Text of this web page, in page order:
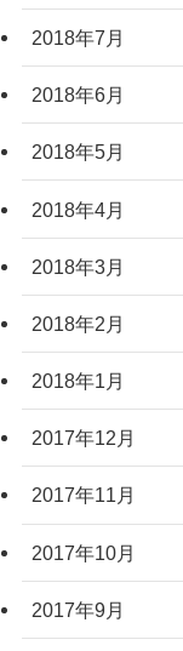
2018年7月
2018年6月
2018年5月
2018年4月
2018年3月
2018年2月
2018年1月
2017年12月
2017年11月
2017年10月
2017年9月